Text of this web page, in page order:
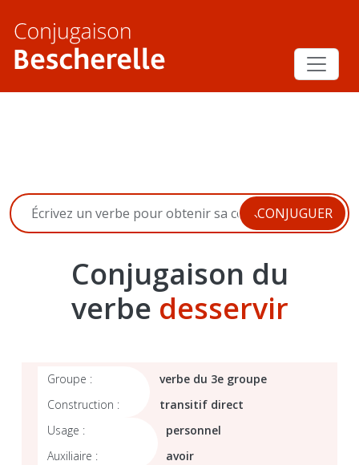
CONJUGUER
Conjugaison du
verbe desservir
Groupe :
Construction :
verbe du 3e groupe
transitif direct
Usage :
Auxiliaire :
personnel
avoir